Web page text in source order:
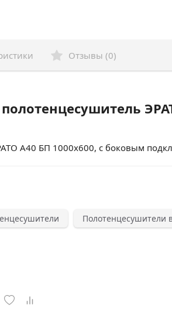
Отзывы (0)
А40 БП 1000x600, с боковым
Полотенцесушители